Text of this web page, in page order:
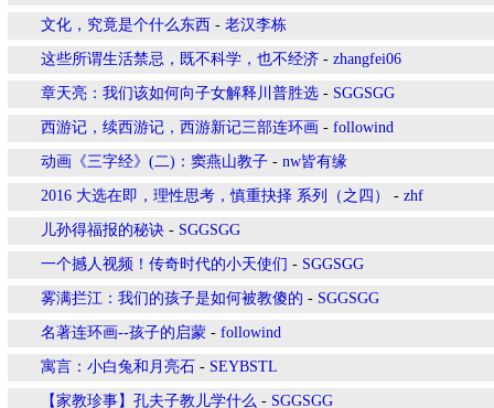
文化，究竟是个什么东西 - 老汉李栋
这些所谓生活禁忌，既不科学，也不经济 - zhangfei06
章天亮：我们该如何向子女解释川普胜选 - SGGSGG
西游记，续西游记，西游新记三部连环画 - followind
动画《三字经》(二)：窦燕山教子 - nw皆有缘
2016 大选在即，理性思考，慎重抉择 系列（之四） - zhf
儿孙得福报的秘诀 - SGGSGG
一个撼人视频！传奇时代的小天使们 - SGGSGG
雾满拦江：我们的孩子是如何被教傻的 - SGGSGG
名著连环画--孩子的启蒙 - followind
寓言：小白兔和月亮石 - SEYBSTL
【家教珍事】孔夫子教儿学什么 - SGGSGG